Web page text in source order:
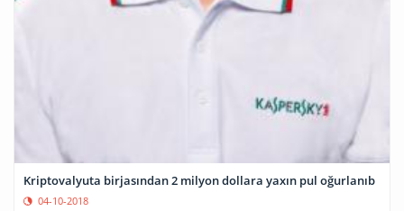
Kriptovalyuta birjasından 2 milyon dollara yaxın pul oğurlanıb
04-10-2018